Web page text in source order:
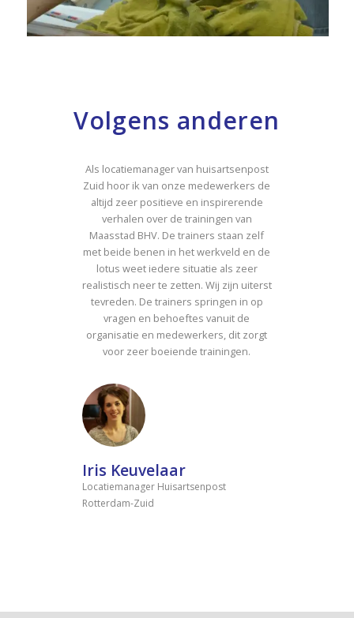
Volgens anderen
Als locatiemanager van huisartsenpost
Zuid hoor ik van onze medewerkers de
altijd zeer positieve en inspirerende
verhalen over de trainingen van
Maasstad BHV. De trainers staan zelf
met beide benen in het werkveld en de
lotus weet iedere situatie als zeer
realistisch neer te zetten. Wij zijn uiterst
tevreden. De trainers springen in op
vragen en behoeftes vanuit de
organisatie en medewerkers, dit zorgt
voor zeer boeiende trainingen.
Iris Keuvelaar
Locatiemanager Huisartsenpost
Rotterdam-Zuid